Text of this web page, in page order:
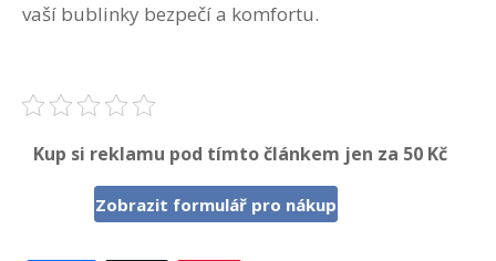
vaší bublinky bezpečí a komfortu.
Kup si reklamu pod tímto článkem jen za 50 Kč
Zobrazit formulář pro nákup